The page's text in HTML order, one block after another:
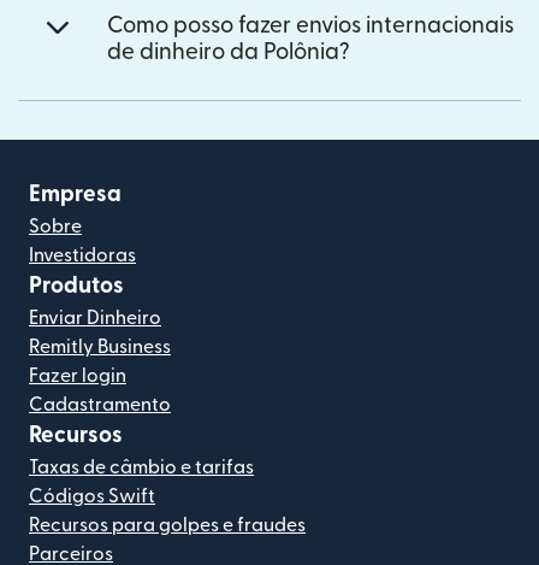
Como posso fazer envios internacionais
de dinheiro da Polônia?
Empresa
Sobre
Investidoras
Produtos
Enviar Dinheiro
Remitly Business
Fazer login
Cadastramento
Recursos
Taxas de câmbio e tarifas
Códigos Swift
Recursos para golpes e fraudes
Parceiros